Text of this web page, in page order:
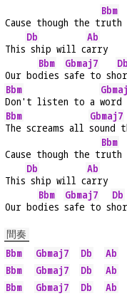
Cause though the t
Bbm
ruth
This
Db
ship will c
Ab
arry
Our bo
Bbm
dies
Gbmaj7
safe to sh
Db
Bbm
Don't listen to a
Bbm
The screams all
Gbmaj7
sound
Cause though the t
Bbm
ruth
This
Db
ship will c
Ab
arry
Our bo
Bbm
dies
Gbmaj7
safe to s
Db
間奏
Bbm Gbmaj7 Db
Ab
Bbm
Gbmaj7 Db
Ab
Bbm
Gbmaj7 Db
Ab